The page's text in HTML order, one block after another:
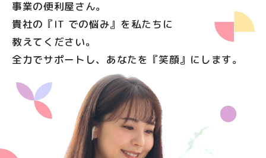
事業の便利屋さん。
貴社の『IT での悩み』を私たちに
教えてください。
全力でサポートし、あなたを『笑顔』にします。